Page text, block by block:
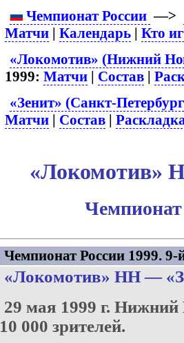
Чемпионат России —>
Матчи |Календарь |Кто
«Локомотив» (Нижний
1999:Матчи | Состав |
«Зенит» (Санкт-
Матчи | Состав |
«Локомотив»
Чемпионат
Чемпионат России 1999. 9-
«Локомотив» НН—
29 мая 1999 г. Нижний
10 000 зрителей.